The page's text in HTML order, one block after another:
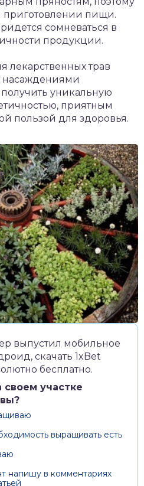
пищи.
сомневаться в
продукции.
лекарственных трав
насаждениями
уникальную
приятным
пользой для здоровья.
выпустил мобильное
скачать 1xBet
бесплатно.
участке
выращивать есть
напишу в комментариях